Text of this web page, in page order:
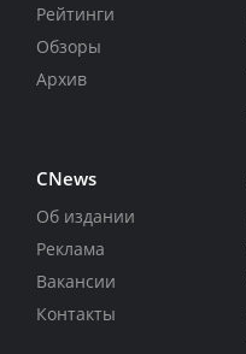
Рейтинги
Обзоры
Архив
CNews
Об издании
Реклама
Вакансии
Контакты